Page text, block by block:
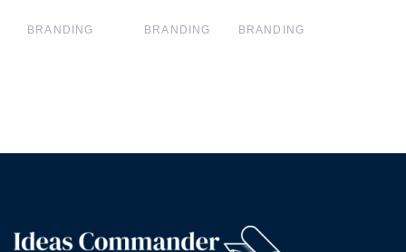
BRANDING BRANDING BRANDING